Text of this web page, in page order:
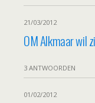
21/03/2012
OM Alkmaar wil
3 ANTWOORDEN
01/02/2012